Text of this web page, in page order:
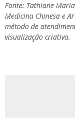
Fonte: Tathiane
Medicina Chinesa e
método de
visualização criativa.